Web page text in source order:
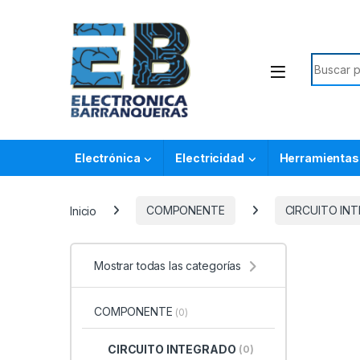
Electrónica Electricidad Herramientas
Inicio COMPONENTE CIRCUITO
Mostrar todas las categorías
COMPONENTE (0)
CIRCUITO INTEGRADO (0)